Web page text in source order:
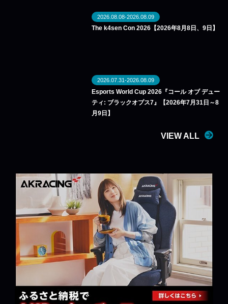
2026.08.08-2026.08.09
The k4sen Con 2026【2026年8月8日、9日】
2026.07.31-2026.08.09
Esports World Cup 2026『コール オブ デュー
ティ: ブラックオプス7』【2026年7月31日～8
月9日】
VIEW ALL